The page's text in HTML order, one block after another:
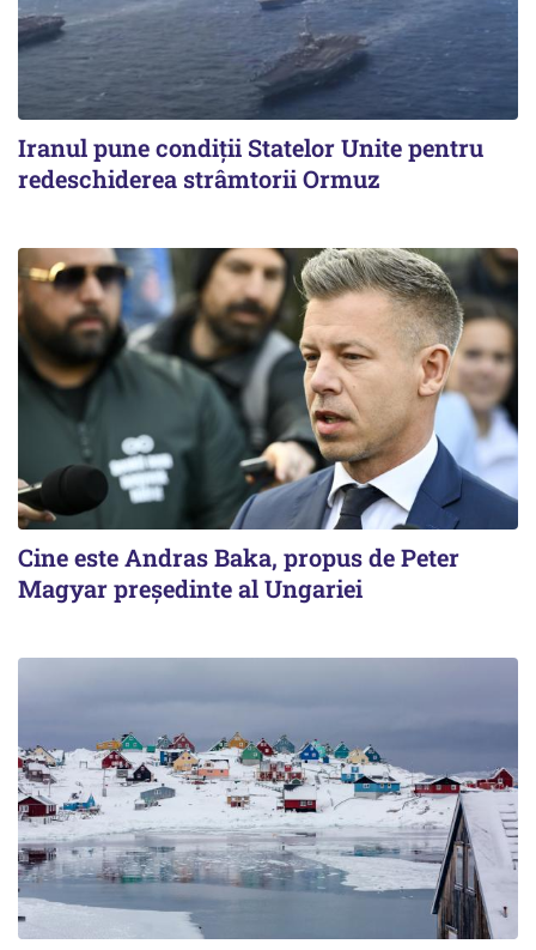
Iranul pune condiții Statelor Unite pentru
redeschiderea strâmtorii Ormuz
Cine este Andras Baka, propus de Peter
Magyar președinte al Ungariei